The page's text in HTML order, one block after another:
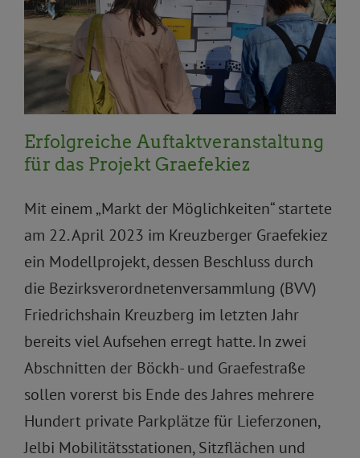
Aktuelles Allgemein Priorität Topnews Verkehr
und Mobilität
Erfolgreiche Auftaktveranstaltung
für das Projekt Graefekiez
Mit einem „Markt der Möglichkeiten“ startete
am 22. April 2023 im Kreuzberger Graefekiez
ein Modellprojekt, dessen Beschluss durch
die Bezirksverordnetenversammlung (BVV)
Friedrichshain Kreuzberg im letzten Jahr
bereits viel Aufsehen erregt hatte. In zwei
Abschnitten der Böckh- und Graefestraße
sollen vorerst bis Ende des Jahres mehrere
Hundert private Parkplätze für Lieferzonen,
Jelbi Mobilitätsstationen, Sitzflächen und